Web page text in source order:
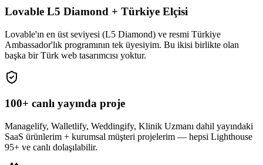
Lovable L5 Diamond + Türkiye Elçisi
Lovable'ın en üst seviyesi (L5 Diamond) ve resmi Türkiye
Ambassador'lık programının tek üyesiyim. Bu ikisi birlikte olan
başka bir Türk web tasarımcısı yoktur.
100+ canlı yayında proje
Managelify, Walletlify, Weddingify, Klinik Uzmanı dahil yayındaki
SaaS ürünlerim + kurumsal müşteri projelerim — hepsi Lighthouse
95+ ve canlı dolaşılabilir.